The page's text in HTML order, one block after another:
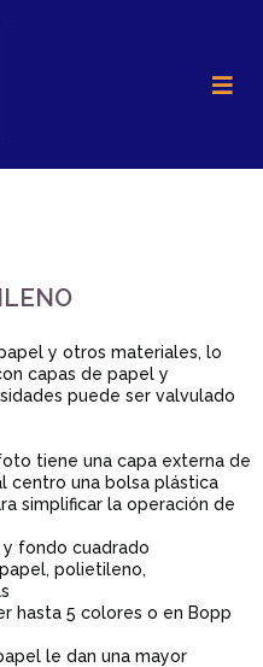
y otros materiales, lo
capas de papel y
puede ser valvulado
tiene una capa externa de
centro una bolsa plástica
simplificar la operación de
y fondo cuadrado
polietileno,
hasta 5 colores o en Bopp
le dan una mayor